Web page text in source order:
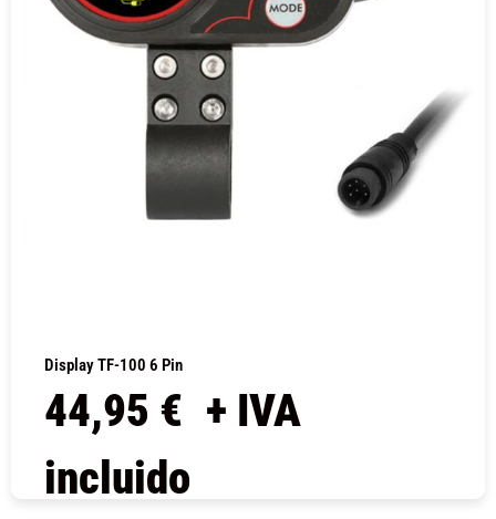
Display TF-100 6 Pin
44,95 € + IVA
incluido